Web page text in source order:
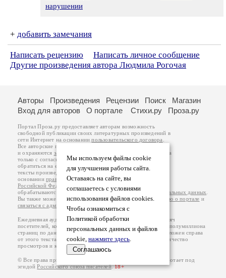
нарушении
+ добавить замечания
Написать рецензию
Написать личное сообщение
Другие произведения автора Людмила Рогочая
Мы используем файлы cookie
для улучшения работы сайта.
Оставаясь на сайте, вы
соглашаетесь с условиями
использования файлов cookies.
Чтобы ознакомиться с
Политикой обработки
персональных данных и файлов
cookie, нажмите здесь.
Соглашаюсь
Авторы Произведения Рецензии Поиск
Магазин
Вход для авторов
О портале Стихи.ру Проза.ру
Портал Проза.ру предоставляет авторам возможность
свободной публикации своих литературных произведений в
сети Интернет на основаниипользовательского договора
Все авторские права на произведения принадлежат авторам
и охраняются законом
. Перепечатка произведений возможна
только с согласия его автора, к которому вы можете
обратиться на его авторской странице. Ответственность за
тексты произведений авторы несут самостоятельно на
основанииправил публикацииизаконодательства
Российской Федерации
обрабатываются на основанииПолитики обработки персональных данных
Вы также можете посмотреть более подробнуюинформацию о портале и
связаться с администрацией
Ежедневная аудитория портала Проза.ру – порядка 100 тысяч
посетителей, которые в общей сумме просматривают более полумиллиона
страниц по данным счетчика посещаемости, который расположен справа
от этого текста. В каждой графе указано по две цифры: количество
просмотров и количество посетителей.
© Все права принадлежат авторам, 2000-2026. Портал работает под
эгидойРоссийского союза писателей.18+